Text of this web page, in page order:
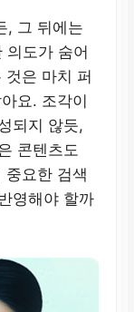
, 그 뒤에는
의도가 숨어
것은 마치 퍼
요. 조각이
되지 않듯,
콘텐츠도
중요한 검색
영해야 할까